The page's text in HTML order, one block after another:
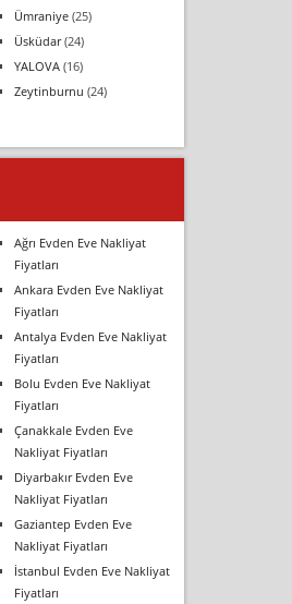
Ümraniye(25)
Üsküdar(24)
YALOVA(16)
Zeytinburnu (24)
Ağrı Evden Eve Nakliyat
Fiyatları
Ankara Evden Eve Nakliyat
Fiyatları
Antalya Evden Eve Nakliyat
Fiyatları
Bolu Evden Eve Nakliyat
Fiyatları
Çanakkale Evden Eve
Nakliyat Fiyatları
Diyarbakır Evden Eve
Nakliyat Fiyatları
Gaziantep Evden Eve
Nakliyat Fiyatları
İstanbul Evden Eve Nakliyat
Fiyatları